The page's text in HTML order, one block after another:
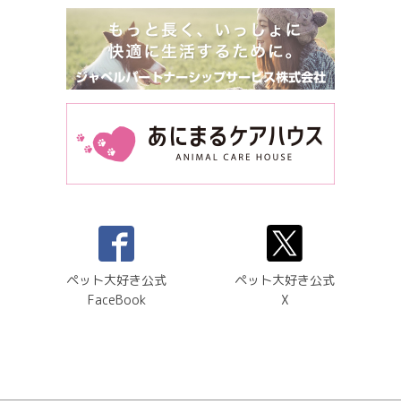
ペット大好き公式
FaceBook
ペット大好き公式
X